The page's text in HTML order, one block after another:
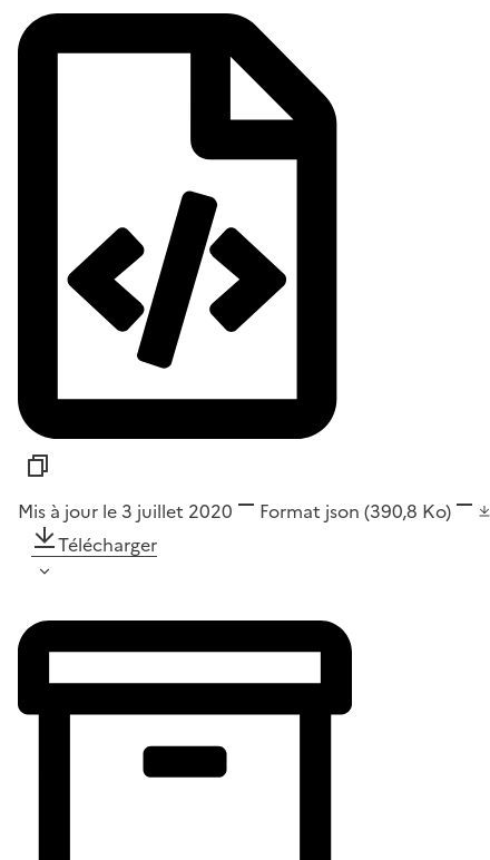
Mis à jour le 3 juillet 2020 Format json (390,8 Ko)
Télécharger